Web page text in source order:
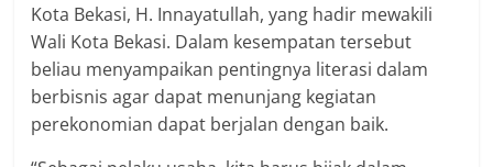
Kota Bekasi, H. Innayatullah, yang hadir mewakili
Wali Kota Bekasi. Dalam kesempatan tersebut
beliau menyampaikan pentingnya literasi dalam
berbisnis agar dapat menunjang kegiatan
perekonomian dapat berjalan dengan baik.